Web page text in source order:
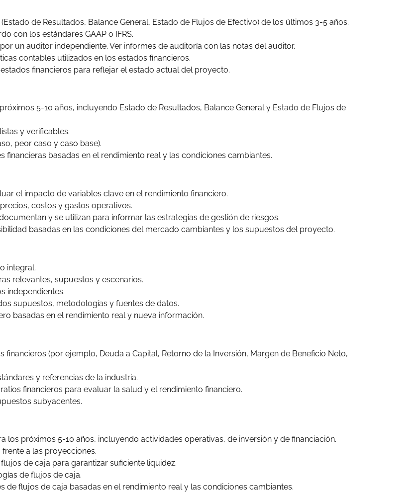
de Resultados, Balance General, Estado de Flujos de Efectivo) de los últimos 3-5 años.
con los estándares GAAP o IFRS.
un auditor independiente. Ver informes de auditoría con las notas del auditor.
contables utilizados en los estados financieros.
financieros para reflejar el estado actual del proyecto.
5-10 años, incluyendo Estado de Resultados, Balance General y Estado de Flujos de
y verificables.
peor caso y caso base).
financieras basadas en el rendimiento real y las condiciones cambiantes.
el impacto de variables clave en el rendimiento financiero.
costos y gastos operativos.
y se utilizan para informar las estrategias de gestión de riesgos.
basadas en las condiciones del mercado cambiantes y los supuestos del proyecto.
integral.
relevantes, supuestos y escenarios.
independientes.
supuestos, metodologías y fuentes de datos.
basadas en el rendimiento real y nueva información.
financieros (por ejemplo, Deuda a Capital, Retorno de la Inversión, Margen de Beneficio Neto,
y referencias de la industria.
financieros para evaluar la salud y el rendimiento financiero.
subyacentes.
los próximos 5-10 años, incluyendo actividades operativas, de inversión y de financiación.
a las proyecciones.
de caja para garantizar suficiente liquidez.
de flujos de caja.
de flujos de caja basadas en el rendimiento real y las condiciones cambiantes.